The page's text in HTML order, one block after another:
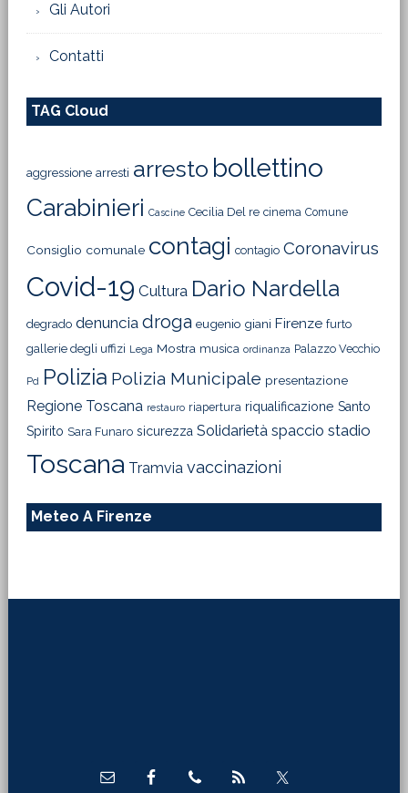
Gli Autori
Contatti
TAG Cloud
aggressione arresti arresto bollettino
Carabinieri Cascine Cecilia Del re cinema Comune
Consiglio comunale contagi contagio Coronavirus
Covid-19 Cultura Dario Nardella
degrado denuncia droga eugenio giani Firenze furto
gallerie degli uffizi Lega Mostra musica ordinanza Palazzo Vecchio
Pd Polizia Polizia Municipale presentazione
Regione Toscana restauro riapertura riqualificazione Santo
Spirito Sara Funaro sicurezza Solidarietà spaccio stadio
Toscana Tramvia vaccinazioni
Meteo A Firenze